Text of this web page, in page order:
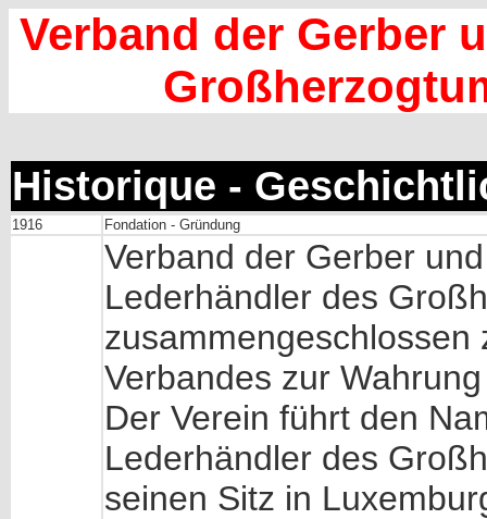
Verband der Gerber
Historique -
1916 Fondation - Gründung
Verband der Gerber
Lederhändler des
Verbandes zur
Der Verein führt den
Lederhändler des
seinen Sitz in